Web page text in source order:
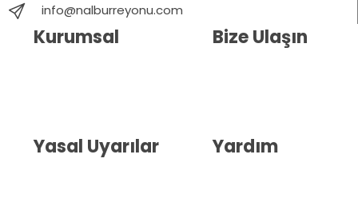
info@nalburreyonu.com
Kurumsal
Yasal Uyarılar
Bize Ulaşın
Yardım